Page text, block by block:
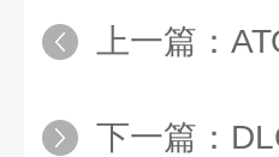
上一篇：
下一篇：